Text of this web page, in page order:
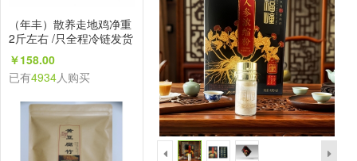
（年丰）散养走地鸡净重
2斤左右 /只全程冷链发货
【只发深圳市内】
￥158.00
已有4934人购买